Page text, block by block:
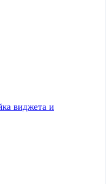
виджета и